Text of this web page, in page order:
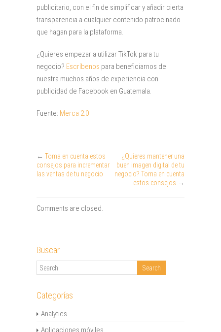
publicitario, con el fin de simplificar y añadir cierta
transparencia a cualquier contenido patrocinado
que hagan para la plataforma.
¿Quieres empezar a utilizar TikTok para tu
negocio? Escríbenos para beneficiarnos de
nuestra muchos años de experiencia con
publicidad de Facebook en Guatemala.
Fuente: Merca 2.0
← Toma en cuenta estos
consejos para incrementar
las ventas de tu negocio
¿Quieres mantener una
buen imagen digital de tu
negocio? Toma en cuenta
estos consejos →
Comments are closed.
Buscar
Categorías
Analytics
Aplicaciones móviles